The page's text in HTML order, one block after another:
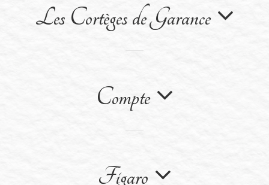
Les Cortèges de Garance
Compte
Figaro